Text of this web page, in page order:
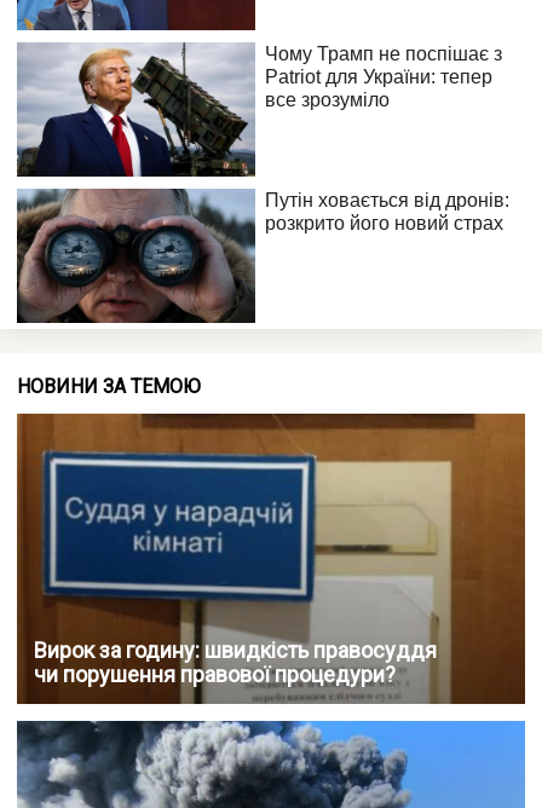
НОВИНИ ЗА ТЕМОЮ
Вирок за годину: швидкість правосуддя
чи порушення правової процедури?